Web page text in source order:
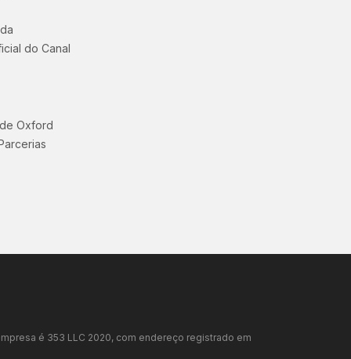
do Canal
Oxford
é 353 LLC 2020, com endereço registrado em